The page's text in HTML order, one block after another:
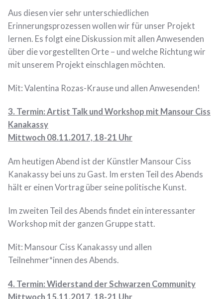
Aus diesen vier sehr unterschiedlichen
Erinnerungsprozessen wollen wir für unser Projekt
lernen. Es folgt eine Diskussion mit allen Anwesenden
über die vorgestellten Orte – und welche Richtung wir
mit unserem Projekt einschlagen möchten.
Mit: Valentina Rozas-Krause und allen Anwesenden!
3. Termin: Artist Talk und Workshop mit Mansour Ciss
Kanakassy
Mittwoch 08.11.2017, 18-21 Uhr
Am heutigen Abend ist der Künstler Mansour Ciss
Kanakassy bei uns zu Gast. Im ersten Teil des Abends
hält er einen Vortrag über seine politische Kunst.
Im zweiten Teil des Abends findet ein interessanter
Workshop mit der ganzen Gruppe statt.
Mit: Mansour Ciss Kanakassy und allen
Teilnehmer*innen des Abends.
4. Termin: Widerstand der Schwarzen Community
Mittwoch 15.11.2017, 18-21 Uhr